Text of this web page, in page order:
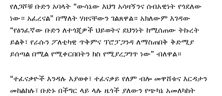
የለጋሾቹ ቡድን አባላት “ውሳኔው እህግ አሳዛኝንና ሰብአዊነት የጎደለው
ነው። አፈረናል” በማለት ሃዘናቸውን ገልጸዋል። አክለውም እገዳው
“የፅንፈኛው ቡድን ለተጎጂዎች ህይወትና ደህንነት ከሚሰጠው ትኩረት
ይልቅ፣ የራሱን ፖለቲካዊ ጥቅምና ፕሮፓጋንዳ ለማስጠበቅ ቅድሚያ
ይሰጣል በሚል የሚቀርበበትን ክስ የሚያረጋግጥ ነው” ብለዋል።
“ተፈናቃዮች እንዳሉ እያወቀ፣ ተፈናቃይ የለም ብሎ መዋሸቱና እርዳታን
መከልከሉ፣ ቡድኑ በችግር ላይ ላሉ ዜጎች ያለውን የጭካኔ አመለካከት